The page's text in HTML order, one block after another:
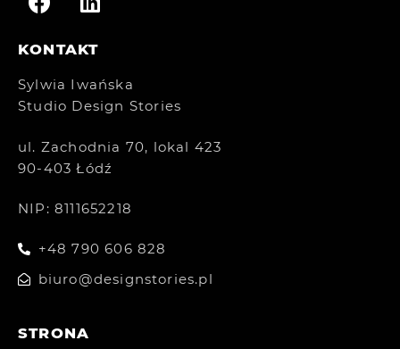
KONTAKT
Sylwia Iwańska
Studio Design Stories
ul. Zachodnia 70, lokal 423
90-403 Łódź
NIP: 8111652218
+48 790 606 828
biuro@designstories.pl
STRONA